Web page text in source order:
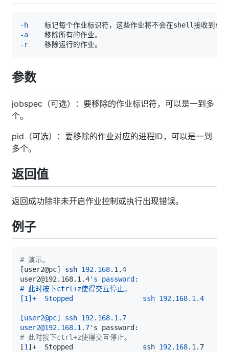
-h
-a
-r
参数
jobspec（可选）：要移除的作业标识符，可以是一到多
个。
pid（可选）：要移除的作业对应的进程ID，可以是一到
多个。
返回值
返回成功除非未开启作业控制或执行出现错误。
例子
# 演示。
[user2@pc] ssh 192.168
user2@192.168.1.4
user2@192.168.1.7'
# 此时按下ctrl+z使得交互停止。
[1 ] +  Stopped ssh 192.168